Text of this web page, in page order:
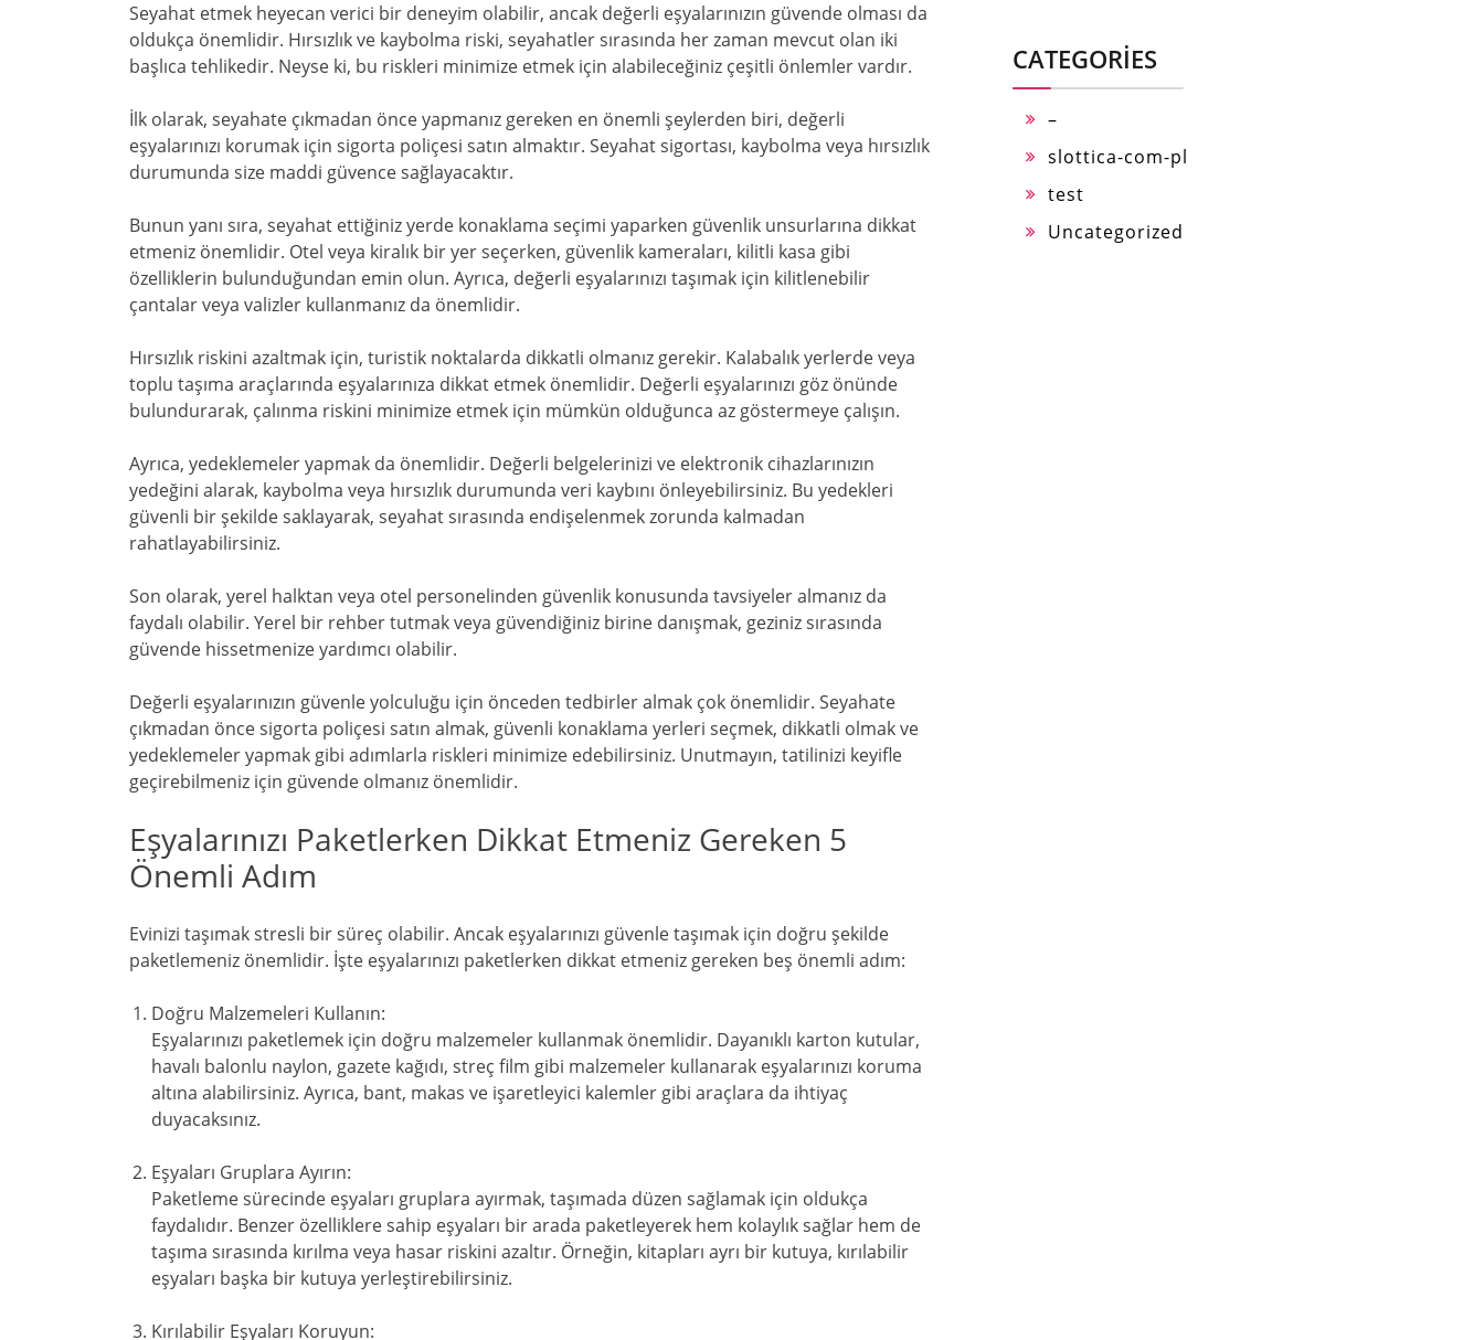
Seyahat etmek heyecan verici bir deneyim olabilir, ancak değerli eşyalarınızın güvende olması da
oldukça önemlidir. Hırsızlık ve kaybolma riski, seyahatler sırasında her zaman mevcut olan iki
başlıca tehlikedir. Neyse ki, bu riskleri minimize etmek için alabileceğiniz çeşitli önlemler vardır.
İlk olarak, seyahate çıkmadan önce yapmanız gereken en önemli şeylerden biri, değerli
eşyalarınızı korumak için sigorta poliçesi satın almaktır. Seyahat sigortası, kaybolma veya hırsızlık
durumunda size maddi güvence sağlayacaktır.
Bunun yanı sıra, seyahat ettiğiniz yerde konaklama seçimi yaparken güvenlik unsurlarına dikkat
etmeniz önemlidir. Otel veya kiralık bir yer seçerken, güvenlik kameraları, kilitli kasa gibi
özelliklerin bulunduğundan emin olun. Ayrıca, değerli eşyalarınızı taşımak için kilitlenebilir
çantalar veya valizler kullanmanız da önemlidir.
Hırsızlık riskini azaltmak için, turistik noktalarda dikkatli olmanız gerekir. Kalabalık yerlerde veya
toplu taşıma araçlarında eşyalarınıza dikkat etmek önemlidir. Değerli eşyalarınızı göz önünde
bulundurarak, çalınma riskini minimize etmek için mümkün olduğunca az göstermeye çalışın.
Ayrıca, yedeklemeler yapmak da önemlidir. Değerli belgelerinizi ve elektronik cihazlarınızın
yedeğini alarak, kaybolma veya hırsızlık durumunda veri kaybını önleyebilirsiniz. Bu yedekleri
güvenli bir şekilde saklayarak, seyahat sırasında endişelenmek zorunda kalmadan
rahatlayabilirsiniz.
Son olarak, yerel halktan veya otel personelinden güvenlik konusunda tavsiyeler almanız da
faydalı olabilir. Yerel bir rehber tutmak veya güvendiğiniz birine danışmak, geziniz sırasında
güvende hissetmenize yardımcı olabilir.
Değerli eşyalarınızın güvenle yolculuğu için önceden tedbirler almak çok önemlidir. Seyahate
çıkmadan önce sigorta poliçesi satın almak, güvenli konaklama yerleri seçmek, dikkatli olmak ve
yedeklemeler yapmak gibi adımlarla riskleri minimize edebilirsiniz. Unutmayın, tatilinizi keyifle
geçirebilmeniz için güvende olmanız önemlidir.
Eşyalarınızı Paketlerken Dikkat Etmeniz Gereken 5
Önemli Adım
Evinizi taşımak stresli bir süreç olabilir. Ancak eşyalarınızı güvenle taşımak için doğru şekilde
paketlemeniz önemlidir. İşte eşyalarınızı paketlerken dikkat etmeniz gereken beş önemli adım:
Doğru Malzemeleri Kullanın:
Eşyalarınızı paketlemek için doğru malzemeler kullanmak önemlidir. Dayanıklı karton kutular,
havalı balonlu naylon, gazete kağıdı, streç film gibi malzemeler kullanarak eşyalarınızı koruma
altına alabilirsiniz. Ayrıca, bant, makas ve işaretleyici kalemler gibi araçlara da ihtiyaç
duyacaksınız.
Eşyaları Gruplara Ayırın:
Paketleme sürecinde eşyaları gruplara ayırmak, taşımada düzen sağlamak için oldukça
faydalıdır. Benzer özelliklere sahip eşyaları bir arada paketleyerek hem kolaylık sağlar hem de
taşıma sırasında kırılma veya hasar riskini azaltır. Örneğin, kitapları ayrı bir kutuya, kırılabilir
eşyaları başka bir kutuya yerleştirebilirsiniz.
Kırılabilir Eşyaları Koruyun:
CATEGORIES
–
slottica-com-pl
test
Uncategorized